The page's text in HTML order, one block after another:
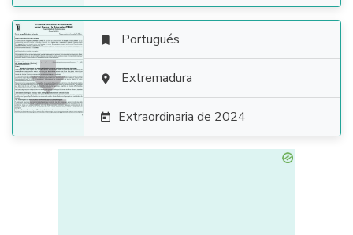

 Portugués
 Extremadura
 Extraordinaria de 2024